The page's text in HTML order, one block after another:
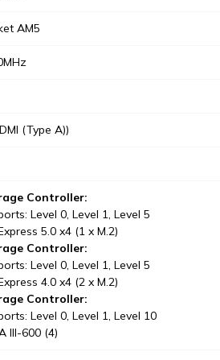
AM5
(Type A))
Controller:
Level 0, Level 1, Level 5
5.0 x4 (1 x M.2)
Controller:
Level 0, Level 1, Level 5
4.0 x4 (2 x M.2)
Controller:
Level 0, Level 1, Level 10
III-600 (4)